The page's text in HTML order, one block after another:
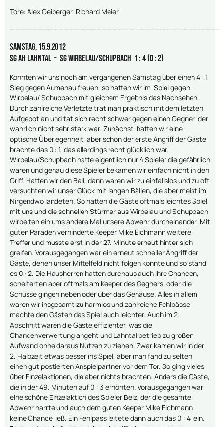
Tore: Alex Geiberger, Richard Meier
Samstag, 15.9.2012
SG AH Lahntal – SG Wirbelau/Schupbach 1 : 4 (0 : 2)
Konnten wir uns noch am vergangenen Samstag über einen 4 : 1
Sieg gegen Aumenau freuen, so hatten wir im Spiel gegen
Wirbelau/ Schupbach mit gleichem Ergebnis das Nachsehen.
Durch zahlreiche Verletzte trat man praktisch mit dem letzten
Aufgebot an und tat sich recht schwer gegen einen Gegner, der
wahrlich nicht sehr stark war. Zunächst hatten wir eine
optische Überlegenheit, aber schon der erste Angriff der Gäste
brachte das 0 : 1, das allerdings recht glücklich war.
Wirbelau/Schupbach hatte eigentlich nur 4 Spieler die gefährlich
waren und genau diese Spieler bekamen wir einfach nicht in den
Griff. Hatten wir den Ball, dann waren wir zu einfallslos und zu oft
versuchten wir unser Glück mit langen Bällen, die aber meist im
Nirgendwo landeten. So hatten die Gäste oftmals leichtes Spiel
mit uns und die schnellen Stürmer aus Wirbelau und Schupbach
wirbelten ein ums andere Mal unsere Abwehr durcheinander. Mit
guten Paraden verhinderte Keeper Mike Eichmann weitere
Treffer und musste erst in der 27. Minute erneut hinter sich
greifen. Vorausgegangen war ein erneut schneller Angriff der
Gäste, denen unser Mittelfeld nicht folgen konnte und so stand
es 0 : 2. Die Hausherren hatten durchaus auch ihre Chancen,
scheiterten aber oftmals am Keeper des Gegners, oder die
Schüsse gingen neben oder über das Gehäuse. Alles in allem
waren wir insgesamt zu harmlos und zahlreiche Fehlpässe
machte den Gästen das Spiel auch leichter. Auch im 2.
Abschnitt waren die Gäste effizienter, was die
Chancenverwertung angeht und Lahntal betrieb zu großen
Aufwand ohne daraus Nutzen zu ziehen. Zwar kamen wir in der
2. Halbzeit etwas besser ins Spiel, aber man fand zu selten
einen gut postierten Anspielpartner vor dem Tor. So ging vieles
über Einzelaktionen, die aber nichts brachten. Anders die Gäste,
die in der 49. Minuten auf 0 : 3 erhöhten. Vorausgegangen war
eine schöne Einzelaktion des Spieler Belz, der die gesamte
Abwehr narrte und auch dem guten Keeper Mike Eichmann
keine Chance ließ. Ein Fehlpass leitete dann auch das 0 : 4 ein.